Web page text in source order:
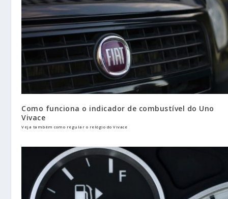
Como funciona o indicador de combustível do Uno
Vivace
Veja também como regular o relógio do Vivace